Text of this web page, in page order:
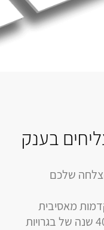
בענק
שלכם
מאסיבית
הרי בכל נושא אנו מכסים אתכם על 40 שנה של בגרויות